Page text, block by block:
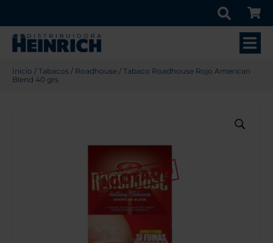
Inicio / Tabacos / Roadhouse / Tabaco Roadhouse Rojo American
Blend 40 grs